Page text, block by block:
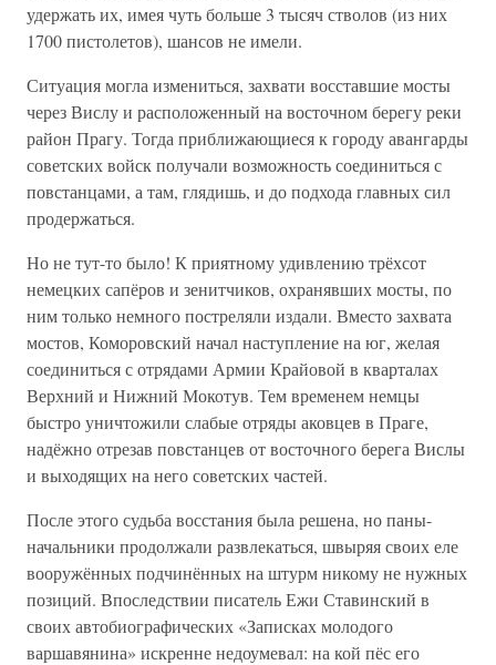
удержать их, имея чуть больше 3 тысяч стволов (из них
1700 пистолетов), шансов не имели.
Ситуация могла измениться, захвати восставшие мосты
через Вислу и расположенный на восточном берегу реки
район Прагу. Тогда приближающиеся к городу авангарды
советских войск получали возможность соединиться с
повстанцами, а там, глядишь, и до подхода главных сил
продержаться.
Но не тут-то было! К приятному удивлению трёхсот
немецких сапёров и зенитчиков, охранявших мосты, по
ним только немного постреляли издали. Вместо захвата
мостов, Коморовский начал наступление на юг, желая
соединиться с отрядами Армии Крайовой в кварталах
Верхний и Нижний Мокотув. Тем временем немцы
быстро уничтожили слабые отряды аковцев в Праге,
надёжно отрезав повстанцев от восточного берега Вислы
и выходящих на него советских частей.
После этого судьба восстания была решена, но паны-
начальники продолжали развлекаться, швыряя своих еле
вооружённых подчинённых на штурм никому не нужных
позиций. Впоследствии писатель Ежи Ставинский в
своих автобиографических «Записках молодого
варшавянина» искренне недоумевал: на кой пёс его